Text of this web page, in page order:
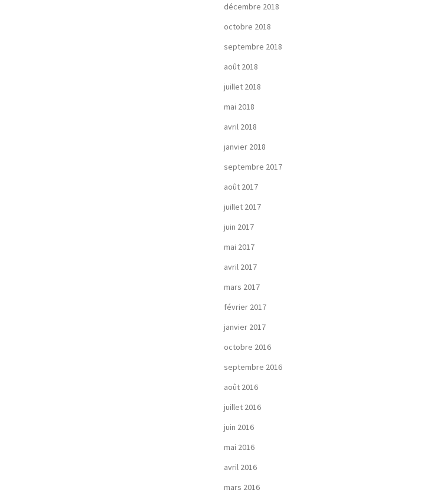
décembre 2018
octobre 2018
septembre 2018
août 2018
juillet 2018
mai 2018
avril 2018
janvier 2018
septembre 2017
août 2017
juillet 2017
juin 2017
mai 2017
avril 2017
mars 2017
février 2017
janvier 2017
octobre 2016
septembre 2016
août 2016
juillet 2016
juin 2016
mai 2016
avril 2016
mars 2016